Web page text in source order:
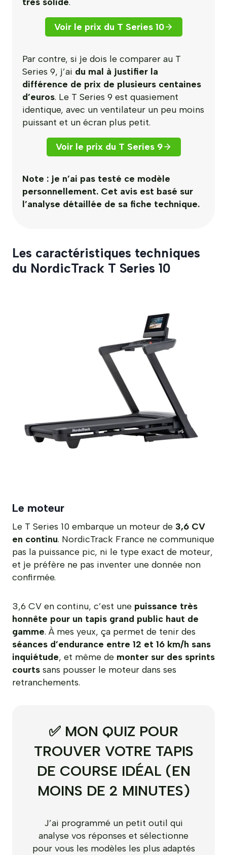
très solide.
Voir le prix du T Series 10
Par contre, si je dois le comparer au T
Series 9, j’ai du mal à justifier la
différence de prix de plusieurs centaines
d’euros. Le T Series 9 est quasiement
identique, avec un ventilateur un peu moins
puissant et un écran plus petit.
Voir le prix du T Series 9
Note : je n’ai pas testé ce modèle
personnellement. Cet avis est basé sur
l’analyse détaillée de sa fiche technique.
Les caractéristiques techniques
du NordicTrack T Series 10
Le moteur
Le T Series 10 embarque un moteur de 3,6 CV
en continu. NordicTrack France ne communique
pas la puissance pic, ni le type exact de moteur,
et je préfère ne pas inventer une donnée non
confirmée.
3,6 CV en continu, c’est une puissance très
honnête pour un tapis grand public haut de
gamme. À mes yeux, ça permet de tenir des
séances d’endurance entre 12 et 16 km/h sans
inquiétude, et même de monter sur des sprints
courts sans pousser le moteur dans ses
retranchements.
✅ MON QUIZ POUR
TROUVER VOTRE TAPIS
DE COURSE IDÉAL (EN
MOINS DE 2 MINUTES)
J’ai programmé un petit outil qui
analyse vos réponses et sélectionne
pour vous les modèles les plus adaptés